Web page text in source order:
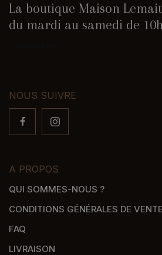
La boutique Maison
du mardi au samedi de
NOUS SUIVRE
A PROPOS
QUI SOMMES-NOUS ?
CONDITIONS GÉNÉRALES DE VENTE
FAQ
LIVRAISON